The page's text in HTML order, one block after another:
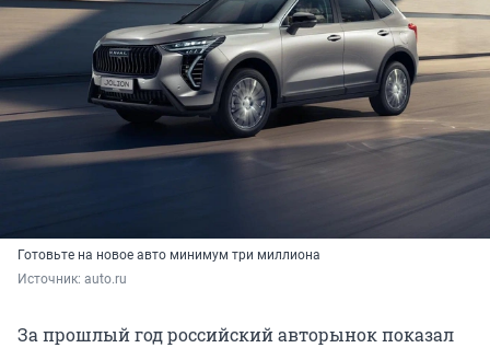
Готовьте на новое авто минимум три миллиона
Источник: auto.ru
За прошлый год российский авторынок показал